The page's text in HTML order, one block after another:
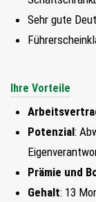
Sehr gute
Ihre Vorteile
Potenzial:
Prämie und
Gehalt: 13